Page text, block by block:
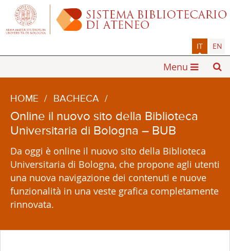
IT EN
Menu
HOME / BACHECA /
Online il nuovo sito della Biblioteca
Universitaria di Bologna – BUB
Da oggi è online il nuovo sito della Biblioteca
Universitaria di Bologna, che propone agli utenti
una nuova navigazione dei contenuti e nuove
funzionalità in una veste grafica completamente
rinnovata.